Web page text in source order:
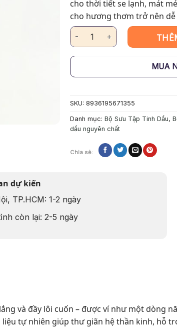
cho thời tiết se lạnh, mát
cho hương thơm trở nên
Tinh Dầu Trị Liệu - Năng Lượng:
MUA
SKU: 8936195671355
Danh mục: Bộ Sưu Tập Tinh Dầu,
dầu nguyên chất
Chia sẻ:
dự kiến
TP.HCM: 1-2 ngày
còn lại: 2-5 ngày
và đầy lôi cuốn – được ví như một dòng
tự nhiên giúp thư giãn hệ thần kinh, hỗ